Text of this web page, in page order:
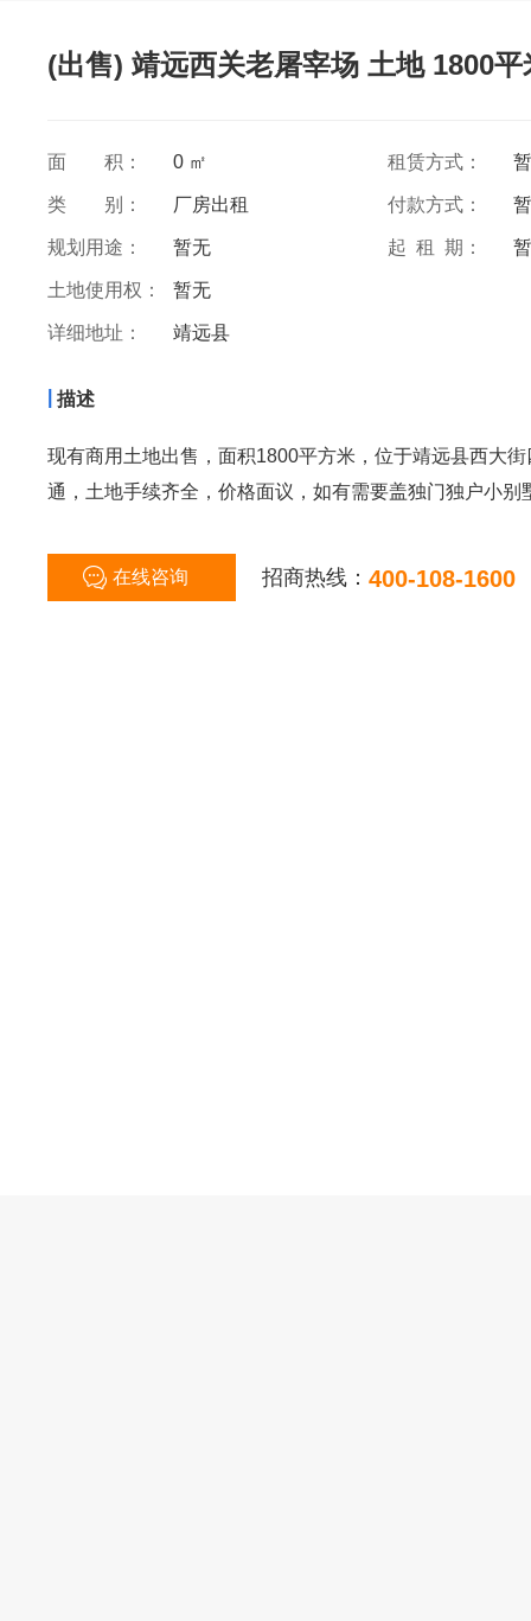
(出售) 靖远西关老屠宰场 土地 1800平
面 积： 0 ㎡ 租赁方式：
类 别： 厂房出租 付款方式：
规划用途： 暂无 起 租 期：
土地使用权： 暂无
详细地址： 靖远县
描述
现有商用土地出售，面积1800平方米，位于靖远县西大
通，土地手续齐全，价格面议，如有需要盖独门独户小别
在线咨询 招商热线： 400-108-1600